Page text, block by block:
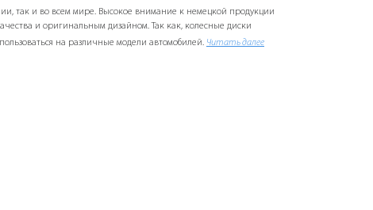
так и во всем мире. Высокое внимание к немецкой продукции
и оригинальным дизайном. Так как, колесные диски
на различные модели автомобилей. Читать далее